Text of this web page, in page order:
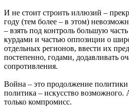
И не стоит строить иллюзий –
году (тем более – в этом)
– взять под контроль большую
курдами и частью оппозиции о
отдельных регионов, ввести их
постепенно, годами, додавливать
сопротивления.
Война – это продолжение
политика – искусство
только компромисс.